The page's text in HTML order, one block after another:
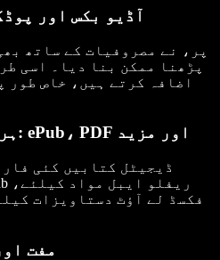
آڈیو بکس اور
پڑھنا ممکن بنا دیا۔ اسی
اضافہ کرتے ہیں، خاص طور
ہر ریڈر کیلئے فارمیٹس: ePub، PDF اور مزید
ڈیجیٹل کتابیں کئی
مفت